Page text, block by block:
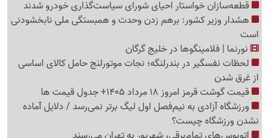
قطعه‌سازان خواستار احیای شورای سیاست‌گذاری خودرو شدند
هشدار وزیر کشور: برهم زدن وحدت و همبستگی ملی نابخشودنی
است
نورنما | فلامینگوها در خلیج گرگان
لحظات نفسگیر در بندرلنگه؛ نجات موتورلنج حامل کالای اساسی
از غرق شدن
قیمت گوشت قرمز امروز 18 مرداد 1405+ جدول قیمت ها
ورزشگاه آزادی به نیم‌فصل اول لیگ برتر نمی‌رسد / دلایل آماده
نشدن ورزشگاه چیست؟